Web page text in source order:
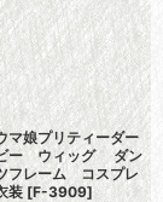
マ娘プリティーダー
ー ウィッグ ダン
フレーム コスプレ
装 [F-3909]